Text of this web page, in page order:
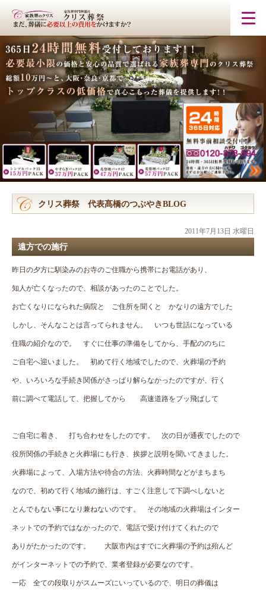
クリス葬祭 代表髙橋のつぶやきBLOG
2011年7月13日 水曜日
遠方での施行
昨日の夕方に馴染みのお寺のご住職から携帯にお電話があり、
知人が亡くなったので、相談があったのことでした。
お亡くなりになられた病院と ご住所を聞くと かなりの遠方でした
しかし、そんなことは言ってられません。 いつも世話になっている
住職の紹介なので。 すぐに仕事の準備をしてから、手配ののちに
ご自宅へ迎いました。 初めて行く地域でしたので、火葬場の予約
や、いろいろな手続き関係がさっぱり解らなかったのですが、行く
前に調べて電話して、把握してから 高速道路をブッ飛ばして
ご自宅に着き、 打ち合わせをしたのです。 次の日が通夜でしたので
役所関係の手続きと火葬場にも行き、挨拶と説明を聞いてきました。
火葬場によって、入場方法や待合の方法、火葬時間などがまちまち
なので、初めて行く地域の施行は、すごく注意して下調べしないと
とんでもない事になり兼ねないのです。 その地域の火葬場はインター
ネットでの予約ではなかったので、電話で受け付けてくれたので
ありがたかったのです。 大阪市内はすでに火葬場の予約は殆んど
がインターネットでの予約で、業者登録が必要なのです。
一応 全ての段取りがスムーズにいっているので、明日の葬儀は